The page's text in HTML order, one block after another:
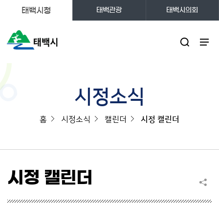
태백시청 태백관광 태백시의회
시정소식
홈 시정소식 캘린더 시정 캘린더
시정 캘린더